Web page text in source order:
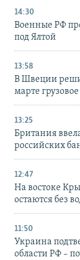
14:30
Военные РФ
под Ялтой
13:58
В Швеции
марте
13:25
Британия
российских
12:47
На востоке
остаются без
11:50
Украина
области РФ –